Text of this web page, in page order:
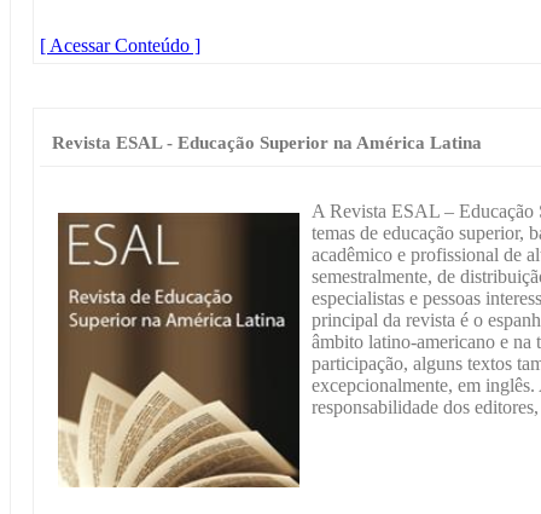
[ Acessar Conteúdo ]
Revista ESAL - Educação Superior na América Latina
A Revista ESAL –
temas de educação superior,
acadêmico e profissional de
semestralmente, de
especialistas e pessoas
principal da revista é o
âmbito latino-americano e na
participação, alguns textos
excepcionalmente, em
responsabilidade dos